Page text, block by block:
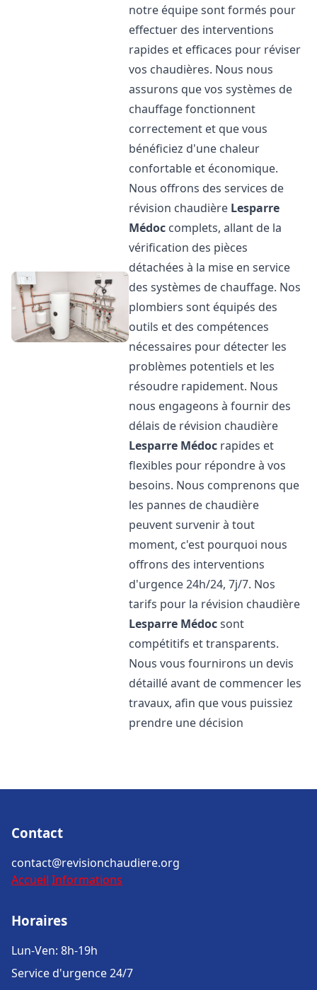
notre équipe sont formés pour
effectuer des interventions
rapides et efficaces pour réviser
vos chaudières. Nous nous
assurons que vos systèmes de
chauffage fonctionnent
correctement et que vous
bénéficiez d'une chaleur
confortable et économique.
Nous offrons des services de
révision chaudière Lesparre
Médoc complets, allant de la
vérification des pièces
détachées à la mise en service
des systèmes de chauffage. Nos
plombiers sont équipés des
outils et des compétences
nécessaires pour détecter les
problèmes potentiels et les
résoudre rapidement. Nous
nous engageons à fournir des
délais de révision chaudière
Lesparre Médoc rapides et
flexibles pour répondre à vos
besoins. Nous comprenons que
les pannes de chaudière
peuvent survenir à tout
moment, c'est pourquoi nous
offrons des interventions
d'urgence 24h/24, 7j/7. Nos
tarifs pour la révision chaudière
Lesparre Médocsont
compétitifs et transparents.
Nous vous fournirons un devis
détaillé avant de commencer les
travaux, afin que vous puissiez
prendre une décision
Contact
contact@revisionchaudiere.org
Accueil Informations
Horaires
Lun-Ven: 8h-19h
Service d'urgence 24/7